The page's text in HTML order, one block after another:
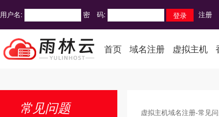
用户名: 密 码: 注册
首页 域名注册 虚拟主机
常见问题 虚拟主机域名注册-常见